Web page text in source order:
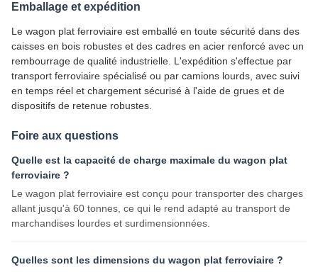
Emballage et expédition
Le wagon plat ferroviaire est emballé en toute sécurité dans des
caisses en bois robustes et des cadres en acier renforcé avec un
rembourrage de qualité industrielle. L'expédition s'effectue par
transport ferroviaire spécialisé ou par camions lourds, avec suivi
en temps réel et chargement sécurisé à l'aide de grues et de
dispositifs de retenue robustes.
Foire aux questions
Quelle est la capacité de charge maximale du wagon plat
ferroviaire ?
Le wagon plat ferroviaire est conçu pour transporter des charges
allant jusqu'à 60 tonnes, ce qui le rend adapté au transport de
marchandises lourdes et surdimensionnées.
Quelles sont les dimensions du wagon plat ferroviaire ?